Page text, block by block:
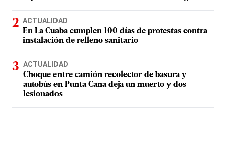
ACTUALIDAD
En La Cuaba cumplen 100 días de protestas contra
instalación de relleno sanitario
ACTUALIDAD
Choque entre camión recolector de basura y
autobús en Punta Cana deja un muerto y dos
lesionados